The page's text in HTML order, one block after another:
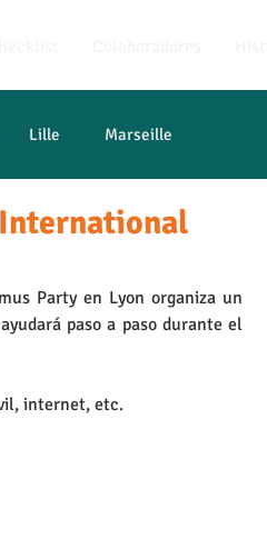
Lille Marseille
International
Party en Lyon organiza un
paso a paso durante el
internet, etc.